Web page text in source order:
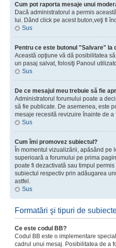
Cum pot raporta mesaje unui
Dacă administratorul a permis
lui. Dând click pe acest buton,veţi fi
Sus
Pentru ce este butonul "Salvare" la
Această opţiune vă dă posibilitatea
un pasaj salvat, folosiţi Panoul
Sus
De ce mesajul meu trebuie să fie
Administratorul forumului poate a
să fie publicate. De asemenea, este
mesaje recesită revizuire înainte de
Sus
Cum îmi promovez subiectul?
În momentul vizualizării, apăsând pe
superioară a forumului pe prima
poate fi dezactivată sau timpul
subiectul respectiv prin adăugarea
astfel.
Sus
Formatări şi tipuri de
Ce este codul BB?
Codul BB este o implementare
cadrul unui mesaj. Posibilitatea de a